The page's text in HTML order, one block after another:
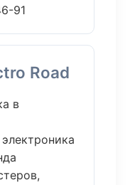
91
Road
в